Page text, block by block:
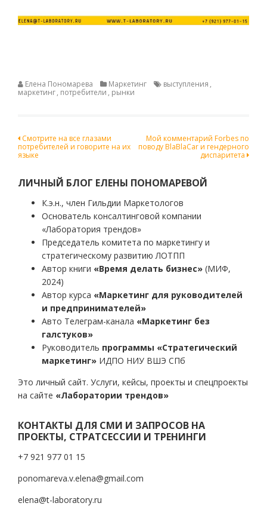
Елена Пономарева Маркетинг выступления ,
маркетинг, потребители , рынки
Навигация
по
записям
Смотрите на все глазами
потребителей и говорите на их
языке
Мой комментарий Forbes по
поводу BlaBlaCar и гендерного
диспаритета
ЛИЧНЫЙ БЛОГ ЕЛЕНЫ ПОНОМАРЕВОЙ
К.э.н., член Гильдии Маркетологов
Основатель консалтинговой компании
«Лаборатория трендов»
Председатель комитета по маркетингу и
стратегическому развитию ЛОТПП
Автор книги «Время делать бизнес» (МИФ,
2024)
Автор курса «Маркетинг для руководителей
и предпринимателей»
Авто Телеграм-канала «Маркетинг без
галстуков»
Руководитель программы «Стратегический
маркетинг» ИДПО НИУ ВШЭ СПб
Это личный сайт. Услуги, кейсы, проекты и спецпроекты
на сайте «Лаборатории трендов»
КОНТАКТЫ ДЛЯ СМИ И ЗАПРОСОВ НА
ПРОЕКТЫ, СТРАТСЕССИИ И ТРЕНИНГИ
+7 921 977 01 15
ponomareva.v.elena@gmail.com
elena@t-laboratory.ru